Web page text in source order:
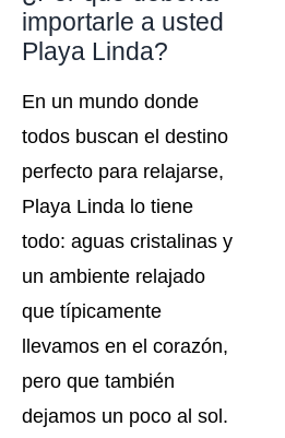
importarle a usted
Playa Linda?
En un mundo donde
todos buscan el destino
perfecto para relajarse,
Playa Linda lo tiene
todo: aguas cristalinas y
un ambiente relajado
que típicamente
llevamos en el corazón,
pero que también
dejamos un poco al sol.